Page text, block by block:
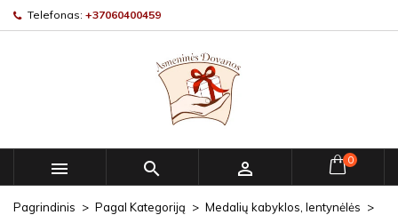
Telefonas: +37060400459
   0
Pagrindinis Pagal Kategoriją
Medalių kabyklos, lentynėlės